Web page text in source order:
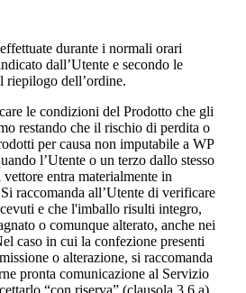
durante i normali orari
dall’Utente e secondo le
riepilogo dell’ordine.
le condizioni del Prodotto che gli
restando che il rischio di perdita o
per causa non imputabile a WP
l’Utente o un terzo dallo stesso
entra materialmente in
raccomanda all’Utente di verificare
e che l'imballo risulti integro,
o comunque alterato, anche nei
caso in cui la confezione presenti
o alterazione, si raccomanda
pronta comunicazione al Servizio